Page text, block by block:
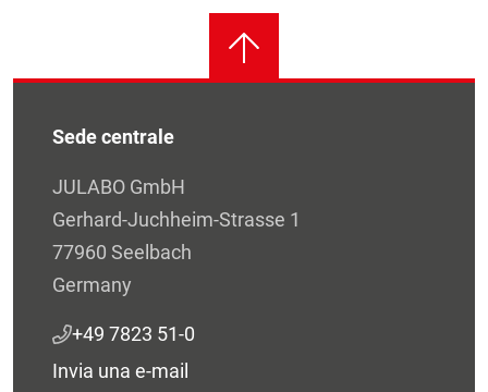
Sede centrale
JULABO GmbH
Gerhard-Juchheim-Strasse 1
77960 Seelbach
Germany
+49 7823 51-0
Invia una e-mail